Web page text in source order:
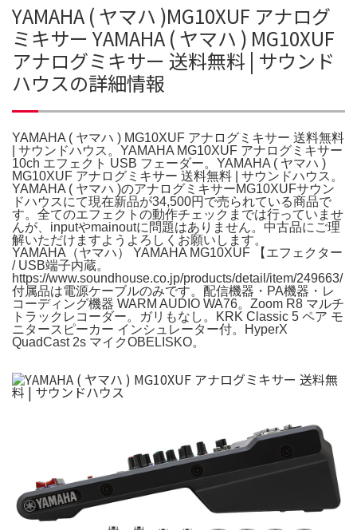
YAMAHA ( ヤマハ )MG10XUF アナログ
ミキサー YAMAHA ( ヤマハ ) MG10XUF
アナログミキサー 送料無料 | サウンド
ハウスの詳細情報
YAMAHA ( ヤマハ ) MG10XUF アナログミキサー 送料無料
| サウンドハウス。YAMAHA MG10XUF アナログミキサー
10ch エフェクト USB フェーダー。YAMAHA ( ヤマハ )
MG10XUF アナログミキサー 送料無料 | サウンドハウス。
YAMAHA ( ヤマハ )のアナログミキサーMG10XUFサウン
ドハウスにて現在新品が34,500円で売られている商品で
す。全てのエフェクトの動作チェックまでは行っていませ
んが、inputやmainoutに問題はありません。中古品にご理
解いただけますようよろしくお願いします。
YAMAHA（ヤマハ） YAMAHA MG10XUF 【エフェクター
/ USB端子内蔵。
https://www.soundhouse.co.jp/products/detail/item/249663/
付属品は電源ケーブルのみです。配信機器・PA機器・レ
コーディング機器 WARM AUDIO WA76。Zoom R8 マルチ
トラックレコーダー。ガリもなし。KRK Classic 5 ペア モ
ニタースピーカー インシュレーター付。HyperX
QuadCast 2s マイクOBELISKO。